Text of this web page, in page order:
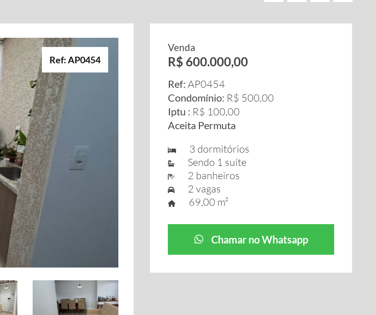
Ref: AP0454
Venda
R$ 600.000,00
Ref: AP0454
Condomínio: R$ 500,00
Iptu : R$ 100,00
Aceita Permuta
3 dormitórios
Sendo 1 suíte
2 banheiros
2 vagas
69,00 m²
Chamar no Whatsapp